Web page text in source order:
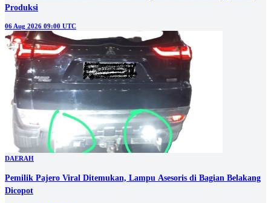
Produksi
06 Aug 2026 09:00 UTC
DAERAH
Pemilik Pajero Viral Ditemukan, Lampu Asesoris di Bagian Belakang
Dicopot